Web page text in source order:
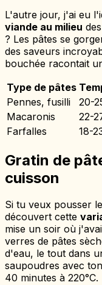
L'autre jour, j'ai eu
viande au milieu
? Les pâtes se
des saveurs
bouchée racontait
Type de pâtes
Pennes, fusilli
20-
Macaronis
22-
Farfalles
18-
Gratin de
cuisson
Si tu veux pousser
découvert cette
mise un soir où
verres de pâtes
d'eau, le tout dans
saupoudres avec
40 minutes à 220°C.